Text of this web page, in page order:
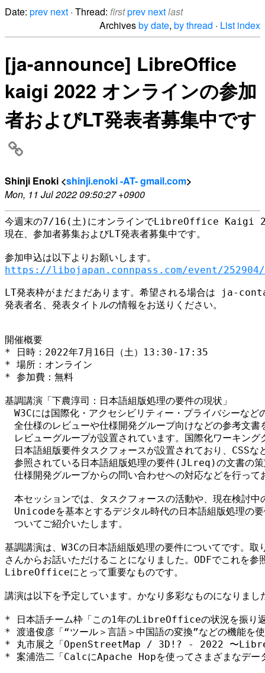
Date: prev next · Thread: firstprev nextlast
Archivesby date, by thread · List index
[ja-announce] LibreOffice
kaigi 2022 オンラインの参加
者およびLT発表者募集中です
Shinji Enoki <shinji.enoki -AT- gmail.com>
Mon, 11 Jul 2022 09:50:27 +0900
今週末の7/16(土)にオンラインでLibreOffice Kaigi
現在、参加者募集およびLT発表者募集中です。
https://libojapan.connpass.com/event/252904/
LT発表枠がまだまだあります。希望される場合は
発表者名、発表タイトルの情報をお送りください。
開催概要
* 日時：2022年7月16日（土）13:30-17:35
* 場所：オンライン
* 参加費：無料
基調講演「下農淳司：日本語組版処理の要件の現状」
W3Cには国際化・アクセシビリティー・プライバシーなど
全仕様のレビューや仕様開発グループ向けなどの参考文書
レビューグループが設置されています。国際化ワーキング
日本語組版要件タスクフォースが設置されており、CSSな
参照されている日本語組版処理の要件(JLreq)の文書の
仕様開発グループからの問い合わせへの対応などを行って
本セッションでは、タスクフォースの活動や、現在検討中
Unicodeを基本とするデジタル時代の日本語組版処理
ついてご紹介いたします。
基調講演は、W3Cの日本語組版処理の要件についてです。取
さんからお話いただけることになりました。ODFでこれを参
LibreOfficeにとって重要なものです。
講演は以下を予定しています。かなり多彩なものになりまし
* 日本語チーム枠「この1年のLibreOfficeの状況を振り
* 渡邉俊彦「“ツール＞言語＞中国語の変換”などの機能を
* 丸市展之「OpenStreetMap / 3D!? - 2022 〜
* 案浦浩二「CalcにApache Hopを使ってさまざまなデー